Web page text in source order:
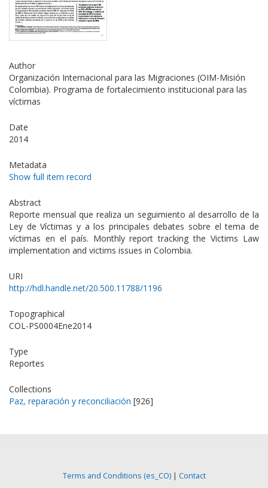
Author
Organización Internacional para las Migraciones (OIM-Misión
Colombia). Programa de fortalecimiento institucional para las
víctimas
Date
2014
Metadata
Show full item record
Abstract
Reporte mensual que realiza un seguimiento al desarrollo de la
Ley de Víctimas y a los principales debates sobre el tema de
víctimas en el país. Monthly report tracking the Victims Law
implementation and victims issues in Colombia.
URI
http://hdl.handle.net/20.500.11788/1196
Topographical
COL-PS0004Ene2014
Type
Reportes
Collections
Paz, reparación y reconciliación [926]
Terms and Conditions (es_CO)| Contact